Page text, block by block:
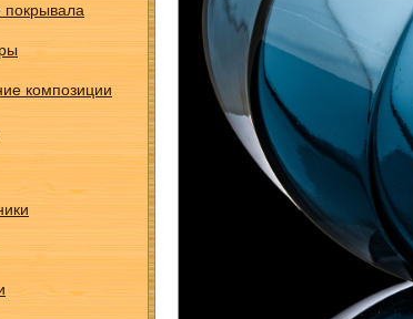
композиции